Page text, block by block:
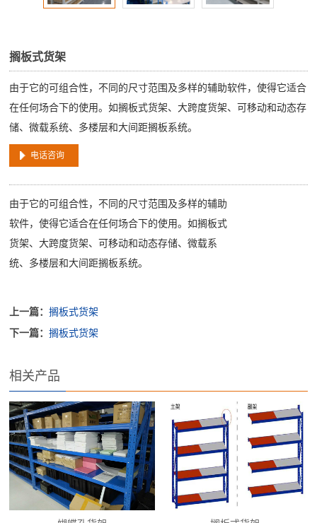
搁板式货架
由于它的可组合性，不同的尺寸范围及多样的辅助软件，使得它适合
在任何场合下的使用。如搁板式货架、大跨度货架、可移动和动态存
储、微载系统、多楼层和大间距搁板系统。
电话咨询
由于它的可组合性，不同的尺寸范围及多样的辅助
软件，使得它适合在任何场合下的使用。如搁板式
货架、大跨度货架、可移动和动态存储、微载系
统、多楼层和大间距搁板系统。
上一篇：搁板式货架
下一篇：搁板式货架
相关产品